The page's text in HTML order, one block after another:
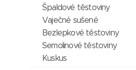
Špaldové těstoviny
Vaječné sušené
Bezlepkové těstoviny
Semolinové těstoviny
Kuskus